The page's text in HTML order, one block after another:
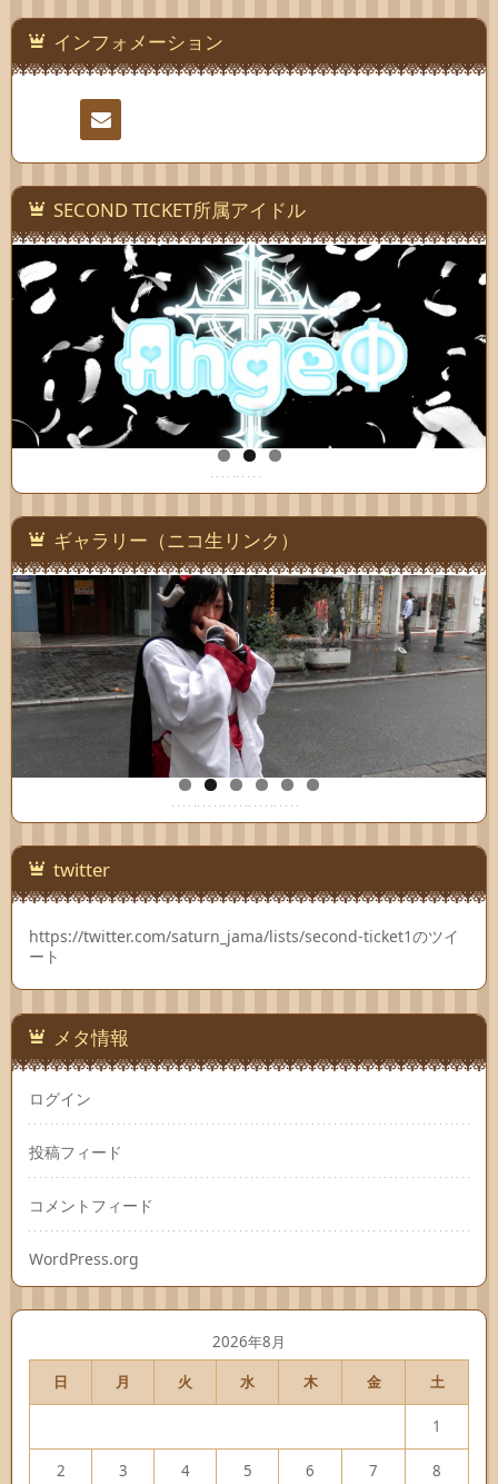
インフォメーション
Ｓ
Ｅ
Ｃ
Ｏ
Ｎ
Ｔ
Ｉ
Ｃ
Ｋ
Ｅ
Ｔ
連絡
先
SECOND TICKET所属アイドル
ギャラリー（ニコ生リンク）
twitter
https://twitter.com/saturn_jama/lists/second-ticket1のツイ
ート
メタ情報
ログイン
投稿フィード
コメントフィード
WordPress.org
2026年8月
日
月 火 水 木 金 土
1
2 3 4 5 6 7 8